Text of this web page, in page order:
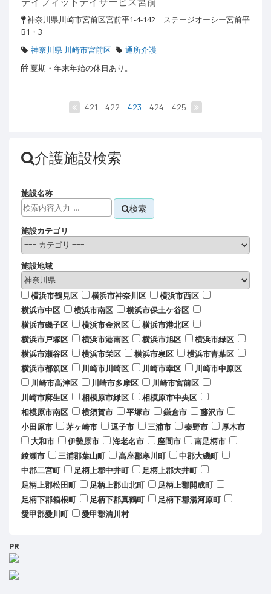
神奈川県川崎市宮前区宮前平1-4-142 ステージオーシー宮前平
B1・3
神奈川県 川崎市宮前区
通所介護
夏期・年末年始の休日あり。
421 422 423 424 425
介護施設検索
施設名称
検索
施設カテゴリ
施設地域
横浜市鶴見区 横浜市神奈川区
横浜市西区
横浜市中区
横浜市南区
横浜市保土ケ谷区
横浜市磯子区
横浜市金沢区
横浜市港北区
横浜市戸塚区
横浜市港南区 横浜市旭区
横浜市緑区
横浜市瀬谷区
横浜市栄区 横浜市泉区
横浜市青葉区
横浜市都筑区
川崎市川崎区 川崎市幸区
川崎市中原区
川崎市高津区
川崎市多摩区
川崎市宮前区
川崎市麻生区
相模原市緑区
相模原市中央区
相模原市南区
横須賀市 平塚市 鎌倉市
藤沢市
小田原市
茅ヶ崎市 逗子市 三浦市 秦野市
厚木市
大和市
伊勢原市 海老名市 座間市
南足柄市
綾瀬市
三浦郡葉山町 高座郡寒川町
中郡大磯町
中郡二宮町
足柄上郡中井町
足柄上郡大井町
足柄上郡松田町
足柄上郡山北町
足柄上郡開成町
足柄下郡箱根町
足柄下郡真鶴町
足柄下郡湯河原町
愛甲郡愛川町
愛甲郡清川村
PR